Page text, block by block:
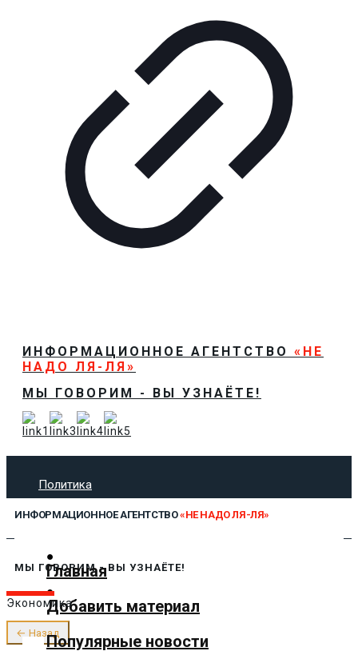
ИНФОРМАЦИОННОЕ АГЕНТСТВО «НЕ
НАДО ЛЯ-ЛЯ»
МЫ ГОВОРИМ - ВЫ УЗНАЁТЕ!
Политика
Технологии
Предложить новость
О нас
ИНФОРМАЦИОННОЕ АГЕНТСТВО«НЕ НАДО ЛЯ-ЛЯ»
Главная
Добавить материал
Популярные новости
МЫ ГОВОРИМ - ВЫ УЗНАЁТЕ!
Экономика
← Назад